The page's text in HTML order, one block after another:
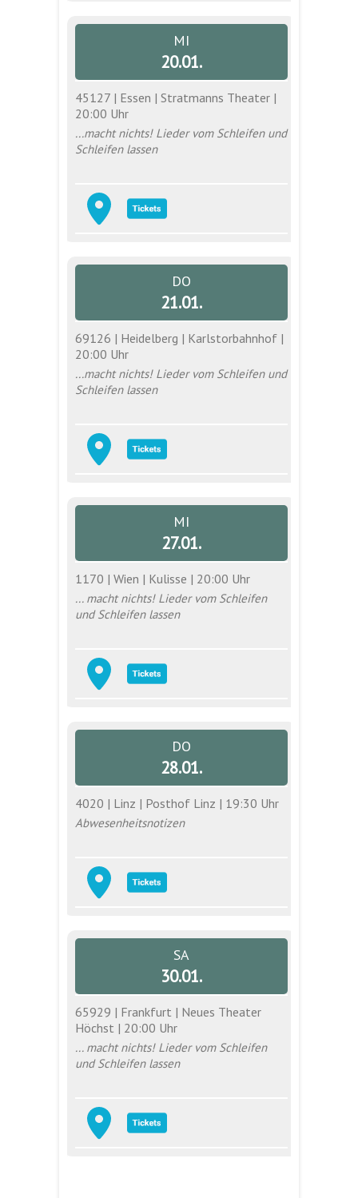
MI
20.01.
45127 | Essen | Stratmanns Theater |
20:00 Uhr
...macht nichts! Lieder vom Schleifen und
Schleifen lassen
DO
21.01.
69126 | Heidelberg | Karlstorbahnhof |
20:00 Uhr
...macht nichts! Lieder vom Schleifen und
Schleifen lassen
MI
27.01.
1170 | Wien | Kulisse | 20:00 Uhr
... macht nichts! Lieder vom Schleifen
und Schleifen lassen
DO
28.01.
4020 | Linz | Posthof Linz | 19:30 Uhr
Abwesenheitsnotizen
SA
30.01.
65929 | Frankfurt | Neues Theater
Höchst | 20:00 Uhr
... macht nichts! Lieder vom Schleifen
und Schleifen lassen